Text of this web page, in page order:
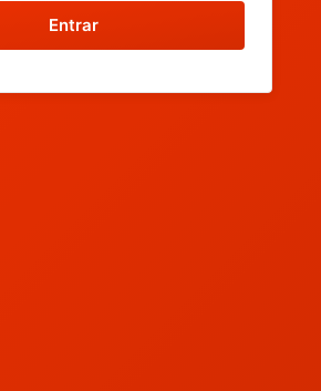
Entrar